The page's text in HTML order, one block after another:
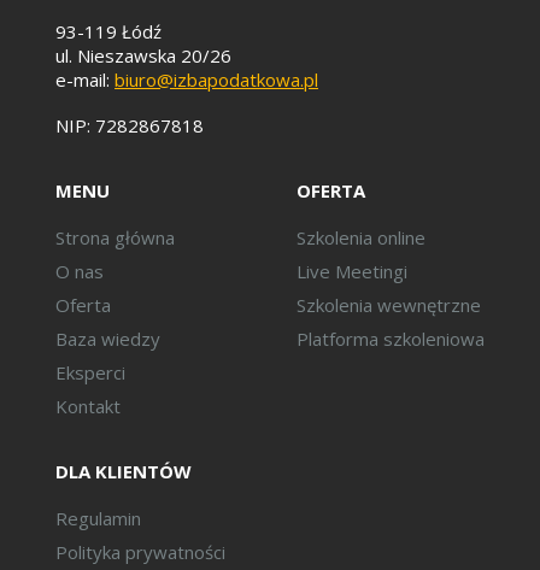
Wytyczne MF w zakresie
kwalifikowalności VAT.
Europejskiej w sprawie
Zasady ustalania i odliczania za
Jak obliczać prewskaźnik – czy
uwzględniamy dotacja,
rozporządzenie dedykowane
93-119 Łódź
ul. Nieszawska 20/26
e-mail: biuro@izbapodatkowa.pl
NIP: 7282867818
MENU
Strona główna
O nas
Oferta
Baza wiedzy
Eksperci
Kontakt
OFERTA
Szkolenia online
Live Meetingi
Szkolenia wewnętrzne
Platforma szkoleniowa
DLA KLIENTÓW
Regulamin
Polityka prywatności